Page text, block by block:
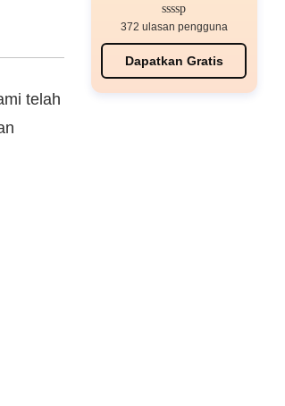
telah
372 ulasan pengguna
Dapatkan Gratis